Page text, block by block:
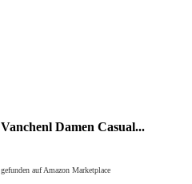
Vanchenl Damen Casual...
gefunden auf Amazon Marketplace